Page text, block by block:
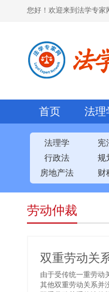
您好！欢迎来到法学专家
首页 法理
法理学 宪
行政法
规
房地产法
财
劳动仲裁
双重劳动关
由于受传统一重劳动
其他双重劳动关系并